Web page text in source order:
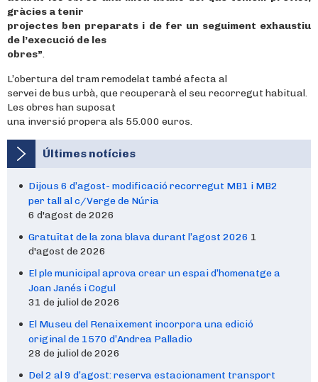
gràcies a tenir
projectes ben preparats i de fer un seguiment exhaustiu
de l’execució de les
obres”.
L’obertura del tram remodelat també afecta al
servei de bus urbà, que recuperarà el seu recorregut habitual.
Les obres han suposat
una inversió propera als 55.000 euros.
Últimes notícies
Dijous 6 d’agost- modificació recorregut MB1 i MB2
per tall al c/Verge de Núria
6 d'agost de 2026
Gratuïtat de la zona blava durant l’agost 2026 1
d'agost de 2026
El ple municipal aprova crear un espai d’homenatge a
Joan Janés i Cogul
31 de juliol de 2026
El Museu del Renaixement incorpora una edició
original de 1570 d’Andrea Palladio
28 de juliol de 2026
Del 2 al 9 d’agost: reserva estacionament transport